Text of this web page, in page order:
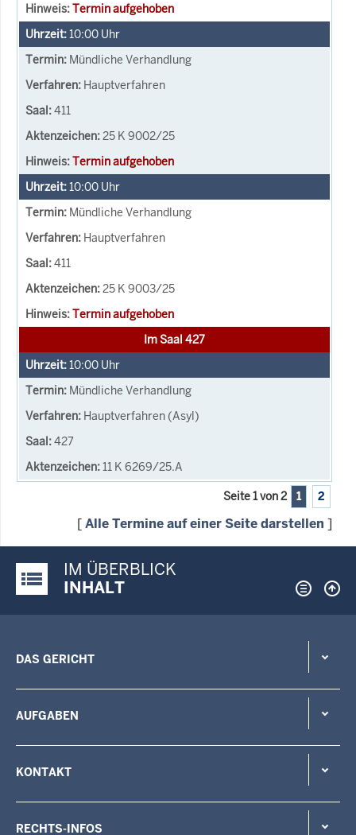
Termin aufgehoben
10:00 Uhr
Mündliche Verhandlung
Hauptverfahren
411
25 K 9002/25
Termin aufgehoben
10:00 Uhr
Mündliche Verhandlung
Hauptverfahren
411
25 K 9003/25
Termin aufgehoben
Im Saal 427
10:00 Uhr
Mündliche Verhandlung
Hauptverfahren (Asyl)
427
11 K 6269/25.A
Seite 1 von 2 1 2
[Alle Termine auf einer Seite darstellen ]
Justiz-Portal im Überblick:
IM ÜBERBLICK
INHALT
DAS GERICHT
AUFGABEN
KONTAKT
RECHTS-INFOS